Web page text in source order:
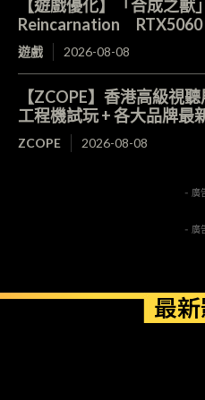
【遊戲優化】「合成之獸
Reincarnation RTX5060
遊戲 2026-08-08
【ZCOPE】香港高級視
工程機試玩 + 各大品牌最
ZCOPE 2026-08-08
- 廣
- 廣
最